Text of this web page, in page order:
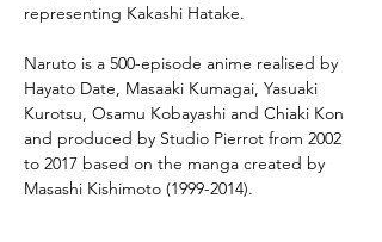
representing Kakashi Hatake.
Naruto is a 500-episode anime realised by
Hayato Date, Masaaki Kumagai, Yasuaki
Kurotsu, Osamu Kobayashi and Chiaki Kon
and produced by Studio Pierrot from 2002
to 2017 based on the manga created by
Masashi Kishimoto (1999-2014).